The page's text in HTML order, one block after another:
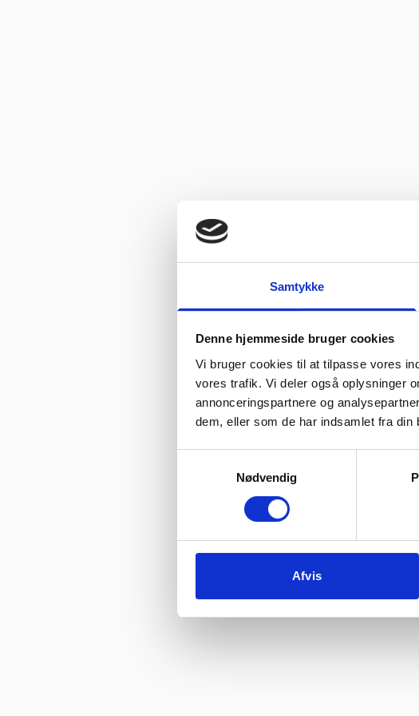
Samtykke
Denne hjemmeside bruger cookies
Vi bruger cookies til at tilpasse vores
vores trafik. Vi deler også oplysninger
annonceringspartnere og
dem, eller som de har indsamlet fra din
Nødvendig
Afvis